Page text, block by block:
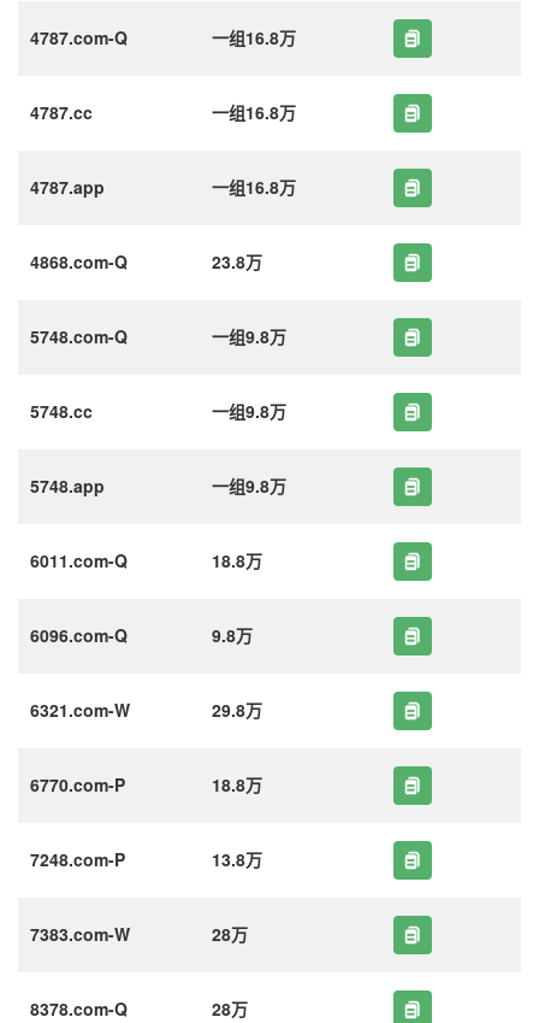
4787.com-Q 一组16.8万
4787.cc 一组16.8万
4787.app 一组16.8万
4868.com-Q 23.8万
5748.com-Q 一组9.8万
5748.cc 一组9.8万
5748.app 一组9.8万
6011.com-Q 18.8万
6096.com-Q 9.8万
6321.com-W 29.8万
6770.com-P 18.8万
7248.com-P 13.8万
7383.com-W 28万
8378.com-Q 28万